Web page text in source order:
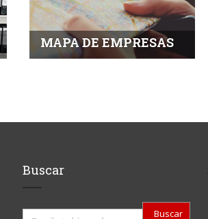
MAPA DE EMPRESAS
Buscar
Buscar